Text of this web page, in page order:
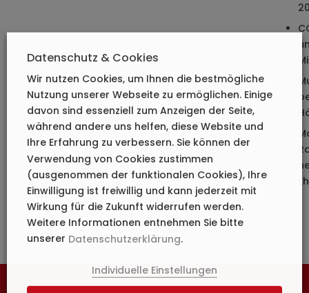
Datenschutz & Cookies
Wir nutzen Cookies, um Ihnen die bestmögliche
Nutzung unserer Webseite zu ermöglichen. Einige
davon sind essenziell zum Anzeigen der Seite,
während andere uns helfen, diese Website und
Ihre Erfahrung zu verbessern. Sie können der
Verwendung von Cookies zustimmen
(ausgenommen der funktionalen Cookies), Ihre
Einwilligung ist freiwillig und kann jederzeit mit
Wirkung für die Zukunft widerrufen werden.
Weitere Informationen entnehmen Sie bitte
unserer Datenschutzerklärung.
Individuelle Einstellungen